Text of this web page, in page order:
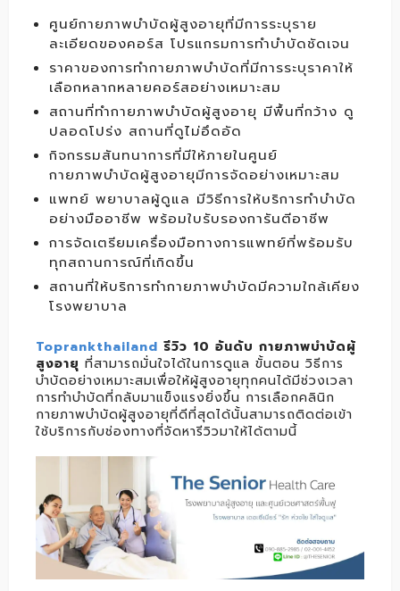
ศูนย์กายภาพบำบัดผู้สูงอายุที่มีการระบุราย
ละเอียดของคอร์ส โปรแกรมการทำบำบัดชัดเจน
ราคาของการทำกายภาพบำบัดที่มีการระบุราคาให้
เลือกหลากหลายคอร์สอย่างเหมาะสม
สถานที่ทำกายภาพบำบัดผู้สูงอายุ มีพื้นที่กว้าง ดู
ปลอดโปร่ง สถานที่ดูไม่อึดอัด
กิจกรรมสันทนาการที่มีให้ภายในศูนย์
กายภาพบำบัดผู้สูงอายุมีการจัดอย่างเหมาะสม
แพทย์ พยาบาลผู้ดูแล มีวิธีการให้บริการทำบำบัด
อย่างมืออาชีพ พร้อมใบรับรองการันตีอาชีพ
การจัดเตรียมเครื่องมือทางการแพทย์ที่พร้อมรับ
ทุกสถานการณ์ที่เกิดขึ้น
สถานที่ให้บริการทำกายภาพบำบัดมีความใกล้เคียง
โรงพยาบาล
Toprankthailand รีวิว 10 อันดับ กายภาพบำบัดผู้
สูงอายุ ที่สามารถมั่นใจได้ในการดูแล ขั้นตอน วิธีการ
บำบัดอย่างเหมาะสมเพื่อให้ผู้สูงอายุทุกคนได้มีช่วงเวลา
การทำบำบัดที่กลับมาแข็งแรงยิ่งขึ้น การเลือกคลินิก
กายภาพบำบัดผู้สูงอายุที่ดีที่สุดได้นั้นสามารถติดต่อเข้า
ใช้บริการกับช่องทางที่จัดหารีวิวมาให้ได้ตามนี้